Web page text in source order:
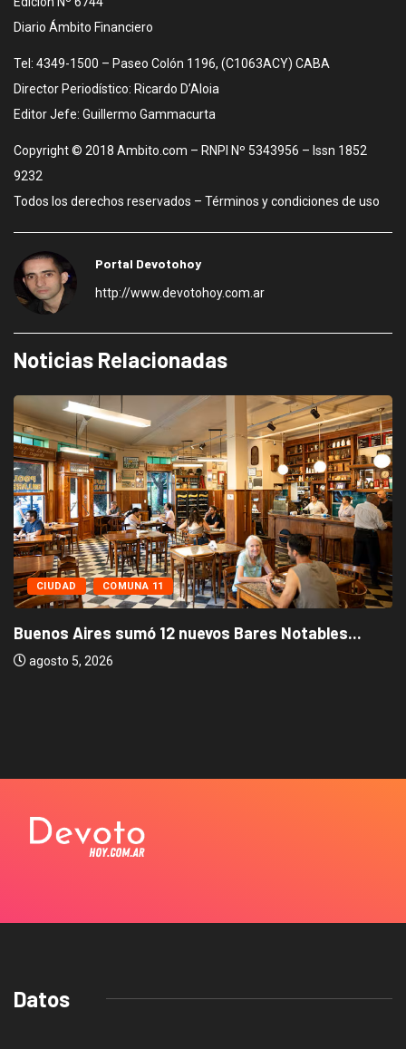
Diario Ámbito Financiero
Tel: 4349-1500 – Paseo Colón 1196, (C1063ACY) CABA
Director Periodístico: Ricardo D’Aloia
Editor Jefe: Guillermo Gammacurta
Copyright © 2018 Ambito.com – RNPI Nº 5343956 – Issn 1852
9232
Todos los derechos reservados – Términos y condiciones de uso
Portal Devotohoy
http://www.devotohoy.com.ar
Noticias Relacionadas
CIUDAD COMUNA 11
Buenos Aires sumó 12 nuevos Bares Notables...
agosto 5, 2026
Datos